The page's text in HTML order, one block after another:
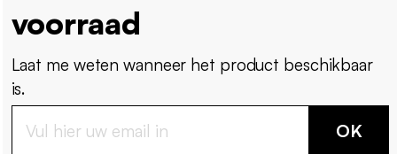
voorraad
Laat me weten wanneer het product beschikbaar
is.
OK